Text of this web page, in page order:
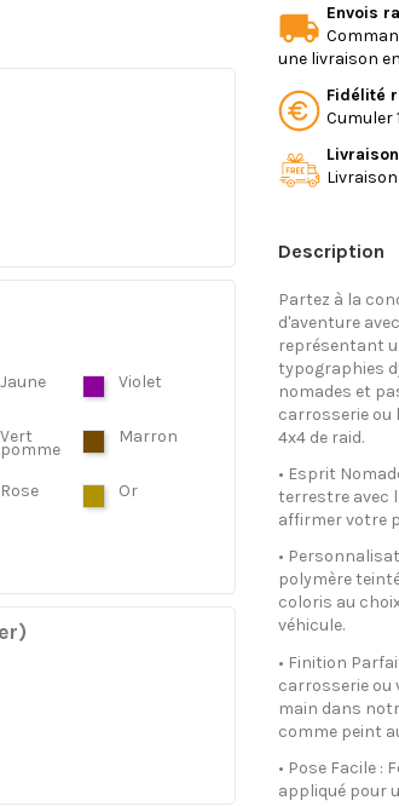
Jaune Violet
Vert
pomme
Marron
Rose Or
Envois
une livraison
Fidélité
Cumuler
Description
Partez à la
d'aventure
représentant
typographies
nomades et
carrosserie ou
4x4 de raid.
• Esprit
terrestre avec
affirmer votre
•
polymère
coloris au
véhicule.
• Finition
carrosserie ou
main dans
comme peint
• Pose Facile
appliqué pour